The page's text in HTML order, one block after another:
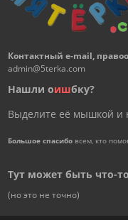
Контактный e-mail,
admin@5terka.com
Нашли оишбку?
Выделите её мышкой и
Большое спасибовсем, кто
Тут может быть что-
(но это не точно)